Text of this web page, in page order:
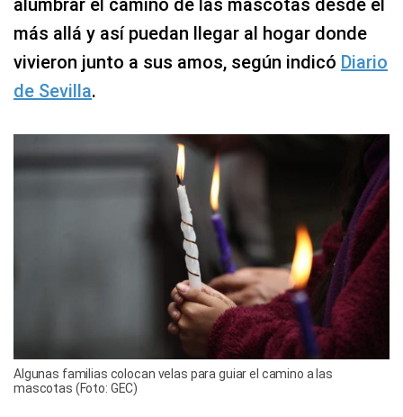
alumbrar el camino de las mascotas desde el
más allá y así puedan llegar al hogar donde
vivieron junto a sus amos, según indicó Diario
de Sevilla.
Algunas familias colocan velas para guiar el camino a las
mascotas (Foto: GEC)